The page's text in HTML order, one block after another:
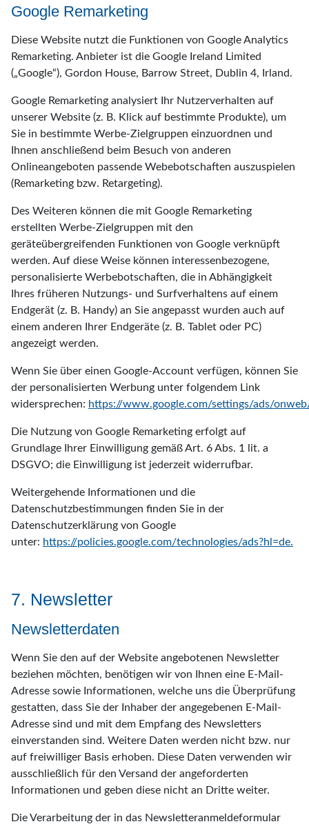
Google Remarketing
Diese Website nutzt die Funktionen von Google Analytics
Remarketing. Anbieter ist die Google Ireland Limited
(„Google“), Gordon House, Barrow Street, Dublin 4, Irland.
Google Remarketing analysiert Ihr Nutzerverhalten auf
unserer Website (z. B. Klick auf bestimmte Produkte), um
Sie in bestimmte Werbe-Zielgruppen einzuordnen und
Ihnen anschließend beim Besuch von anderen
Onlineangeboten passende Webebotschaften auszuspielen
(Remarketing bzw. Retargeting).
Des Weiteren können die mit Google Remarketing
erstellten Werbe-Zielgruppen mit den
geräteübergreifenden Funktionen von Google verknüpft
werden. Auf diese Weise können interessenbezogene,
personalisierte Werbebotschaften, die in Abhängigkeit
Ihres früheren Nutzungs- und Surfverhaltens auf einem
Endgerät (z. B. Handy) an Sie angepasst wurden auch auf
einem anderen Ihrer Endgeräte (z. B. Tablet oder PC)
angezeigt werden.
Wenn Sie über einen Google-Account verfügen, können Sie
der personalisierten Werbung unter folgendem Link
widersprechen: https://www.google.com/settings/ads/
Die Nutzung von Google Remarketing erfolgt auf
Grundlage Ihrer Einwilligung gemäß Art. 6 Abs. 1 lit. a
DSGVO; die Einwilligung ist jederzeit widerrufbar.
Weitergehende Informationen und die
Datenschutzbestimmungen finden Sie in der
Datenschutzerklärung von Google
unter: https://policies.google.com/technologies/ads?hl=de.
7. Newsletter
Newsletterdaten
Wenn Sie den auf der Website angebotenen Newsletter
beziehen möchten, benötigen wir von Ihnen eine E-Mail-
Adresse sowie Informationen, welche uns die Überprüfung
gestatten, dass Sie der Inhaber der angegebenen E-Mail-
Adresse sind und mit dem Empfang des Newsletters
einverstanden sind. Weitere Daten werden nicht bzw. nur
auf freiwilliger Basis erhoben. Diese Daten verwenden wir
ausschließlich für den Versand der angeforderten
Informationen und geben diese nicht an Dritte weiter.
Die Verarbeitung der in das Newsletteranmeldeformular